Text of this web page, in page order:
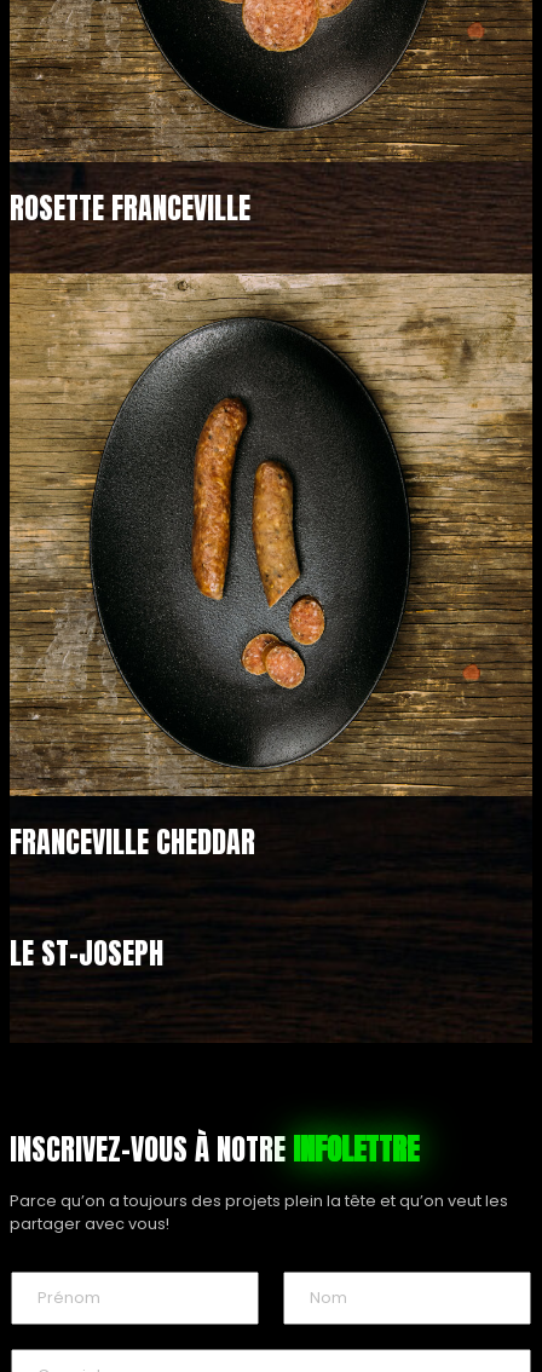
ROSETTE FRANCEVILLE
FRANCEVILLE CHEDDAR
LE ST-JOSEPH
INSCRIVEZ-VOUS À NOTREINFOLETTRE
Parce qu’on a toujours des projets plein la tête et qu’on veut les
partager avec vous!
m
*
r
o